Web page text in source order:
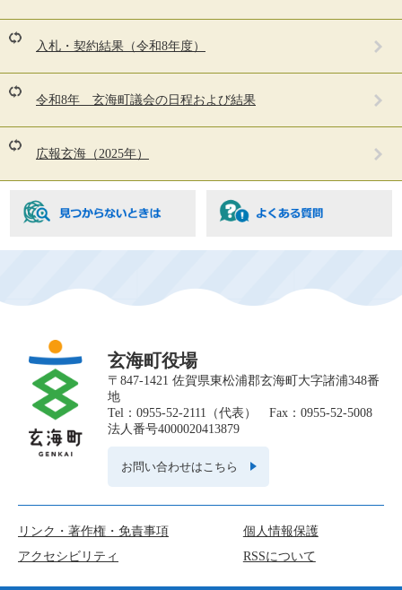
人
は
ん
な
ジ
入札・契約結果（令和8年度）
令和8年 玄海町議会の日程および結果
広報玄海（2025年）
玄海町役場
〒847-1421 佐賀県東松浦郡玄海町大字諸浦348番
地
Tel：0955-52-2111（代表） Fax：0955-52-5008
法人番号4000020413879
お問い合わせはこちら
リンク・著作権・免責事項
個人情報保護
アクセシビリティ
RSSについて